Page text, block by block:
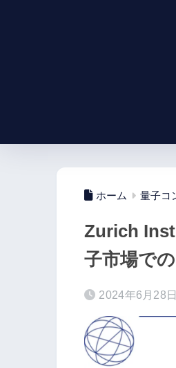
ホーム 量子コ
Zurich
子市場で
2024年6月28日